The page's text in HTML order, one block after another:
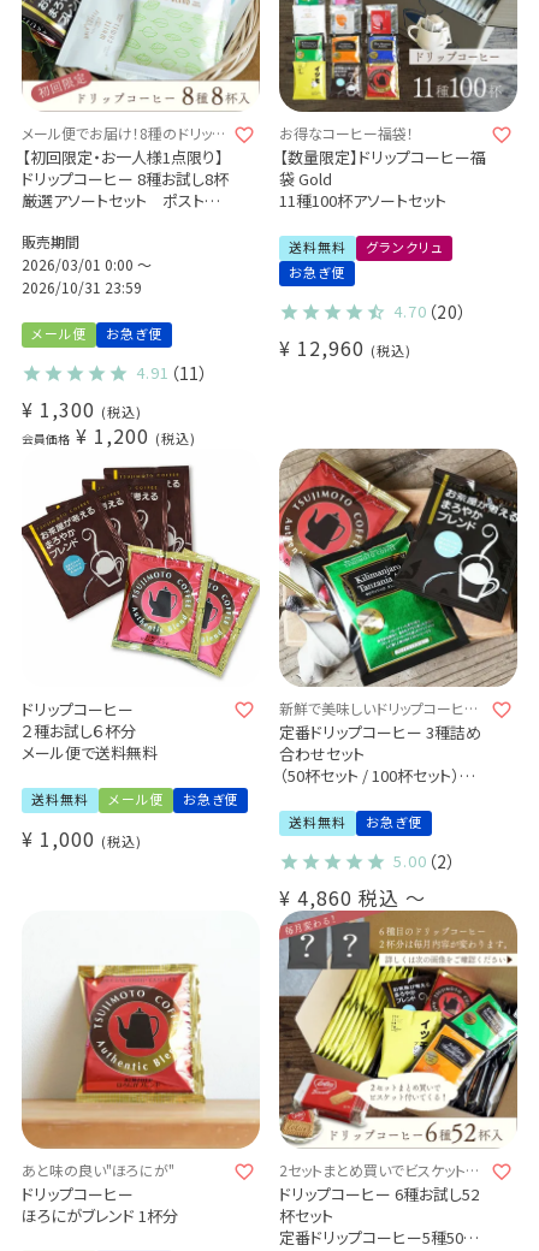
メール便でお届け！8種のドリップ
コーヒーをお試し♪
【初回限定・お一人様1点限り】
ドリップコーヒー 8種お試し8杯
厳選アソートセット ポストに
販売期間
2026/03/01 0:00 〜
2026/10/31 23:59
メール便 お急ぎ便
4.91 （11）
¥ 1,300 税込
会員価格 ¥ 1,200 税込
お得なコーヒー福袋！
【数量限定】ドリップコーヒー福
袋 Gold
11種100杯アソートセット
送料無料
グランクリュ
お急ぎ便
4.70 （20）
¥ 12,960 税込
ドリップコーヒー
２種お試し６杯分
メール便で送料無料
送料無料 メール便 お急ぎ便
¥ 1,000 税込
新鮮で美味しいドリップコーヒー
3種をぎゅぎゅっと詰め込みまし
た
定番ドリップコーヒー 3種詰め
合わせセット
（50杯セット / 100杯セット）送
お茶屋が考えるまろやかブレン
ド
ほろにがブレンド
キリマンジャロ タンザニア AA
送料無料 お急ぎ便
5.00 （2）
¥ 4,860 税込 〜
あと味の良い"ほろにが"
ドリップコーヒー
ほろにがブレンド 1杯分
2セットまとめ買いでビスケットが
付いてくる♪
ドリップコーヒー 6種お試し52
杯セット
定番ドリップコーヒー5種50杯